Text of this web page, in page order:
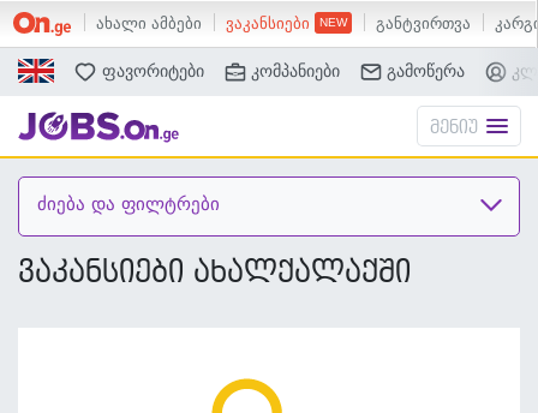
ახალი ამბები ვაკანსიები განტვირთვა
ძებნა
ფავორიტები კომპანიები გამოწერა
მენიუ
ძიება და ფილტრები
ვაკანსიები ახალქალაქში